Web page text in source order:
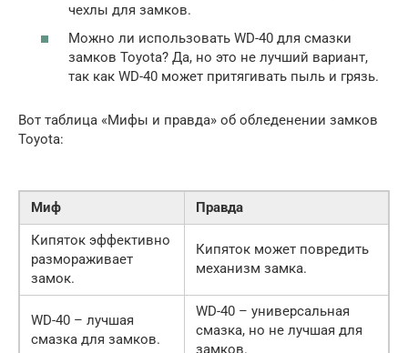
чехлы для замков.
Можно ли использовать WD-40 для смазки
замков Toyota? Да, но это не лучший вариант,
так как WD-40 может притягивать пыль и грязь.
Вот таблица «Мифы и правда» об обледенении замков
Toyota:
Миф
Правда
Кипяток эффективно
размораживает
замок.
Кипяток может повредить
механизм замка.
WD-40 – лучшая
смазка для замков.
WD-40 – универсальная
смазка, но не лучшая для
замков.